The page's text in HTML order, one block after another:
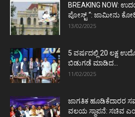
BREAKING NOW:
ಪೋಸ್ಟ್‌ “: ಜಾಮೀನು
13/02/2025
5 ವರ್ಷದಲ್ಲಿ 20 ಲಕ್ಷ
ಬಿಡುಗಡೆ ಮಾಡಿದ...
11/02/2025
ಜಾಗತಿಕ ಹೂಡಿಕೆದಾರರ
ವಲಯ ಸ್ಥಾಪನೆ: ಸಚಿವ